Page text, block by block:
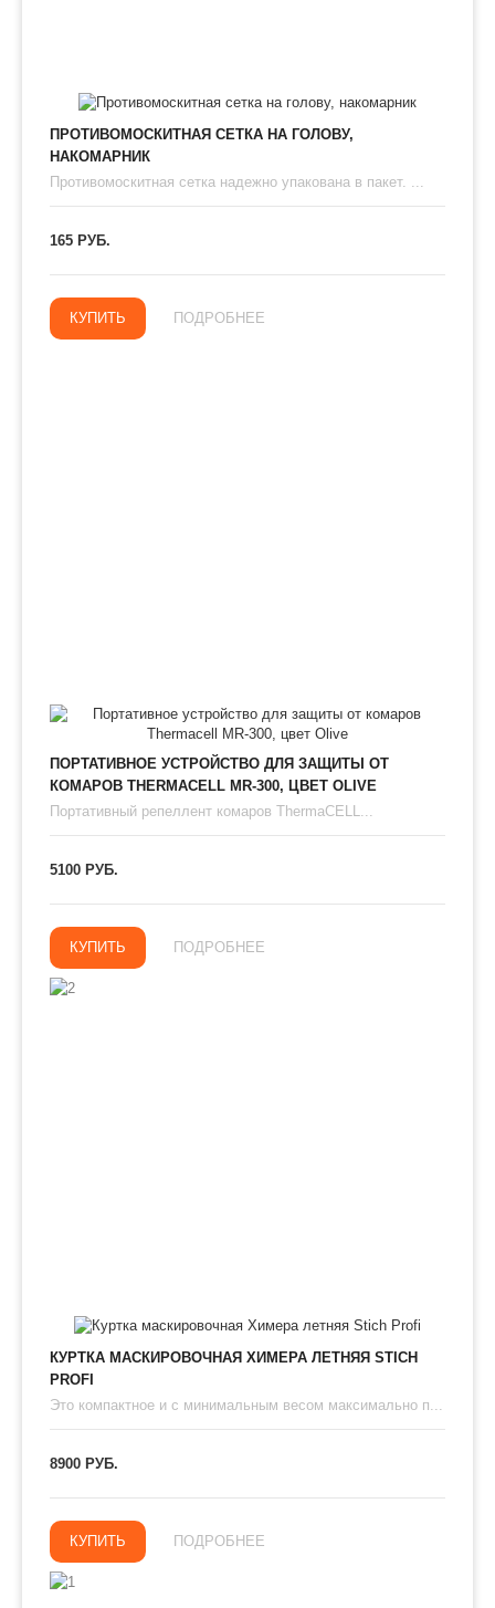
ПРОТИВОМОСКИТНАЯ СЕТКА НА ГОЛОВУ,
НАКОМАРНИК
Противомоскитная сетка надежно упакована в пакет. ...
165 РУБ.
КУПИТЬ ПОДРОБНЕЕ
ПОРТАТИВНОЕ УСТРОЙСТВО ДЛЯ ЗАЩИТЫ ОТ
КОМАРОВ THERMAСЕLL MR-300, ЦВЕТ OLIVE
Портативный репеллент комаров ThermaCELL...
5100 РУБ.
КУПИТЬ ПОДРОБНЕЕ
КУРТКА МАСКИРОВОЧНАЯ ХИМЕРА ЛЕТНЯЯ STICH
PROFI
Это компактное и с минимальным весом максимально п...
8900 РУБ.
КУПИТЬ ПОДРОБНЕЕ